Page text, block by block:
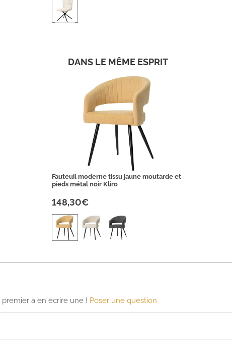
DANS LE MÊME ESPRIT
Fauteuil moderne tissu jaune moutarde et
pieds métal noir Kliro
148,30€
à en écrire une ! Poser une question